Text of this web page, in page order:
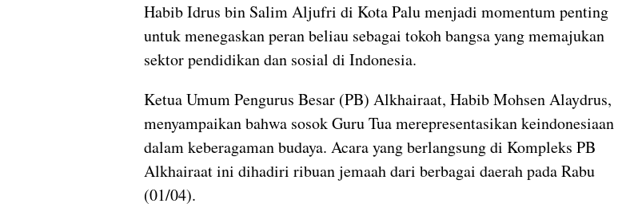
Habib Idrus bin Salim Aljufri di Kota Palu menjadi momentum penting
untuk menegaskan peran beliau sebagai tokoh bangsa yang memajukan
sektor pendidikan dan sosial di Indonesia.
Ketua Umum Pengurus Besar (PB) Alkhairaat, Habib Mohsen Alaydrus,
menyampaikan bahwa sosok Guru Tua merepresentasikan keindonesiaan
dalam keberagaman budaya. Acara yang berlangsung di Kompleks PB
Alkhairaat ini dihadiri ribuan jemaah dari berbagai daerah pada Rabu
(01/04).